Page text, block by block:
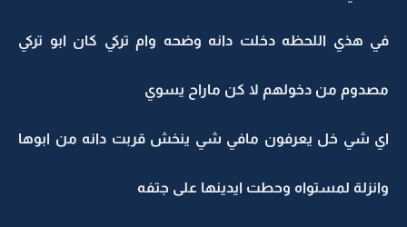
في هذي اللحظه دخلت دانه وضحه وام تركي كان ابو تركي
مصدوم من دخولهم لا كن ماراح يسوي
اي شي خل يعرفون مافي شي ينخش قربت دانه من ابوها
وانزلة لمستواه وحطت ايدينها على جتفه